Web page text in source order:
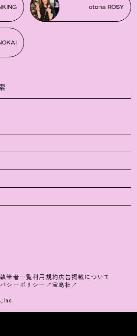
otona ROSY
執筆者一覧利用規約広告掲載について
シーポリシー 宝島社